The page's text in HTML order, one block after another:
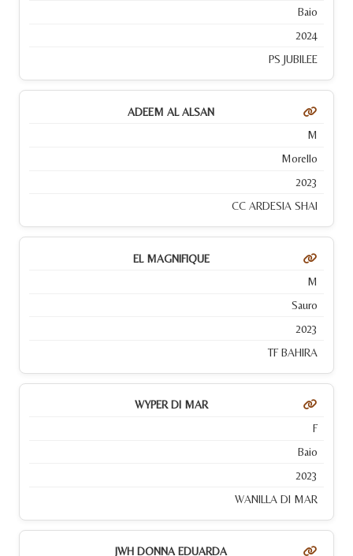
Baio
2024
PS JUBILEE
ADEEM AL ALSAN
M
Morello
2023
CC ARDESIA SHAI
EL MAGNIFIQUE
M
Sauro
2023
TF BAHIRA
WYPER DI MAR
F
Baio
2023
WANILLA DI MAR
JWH DONNA EDUARDA